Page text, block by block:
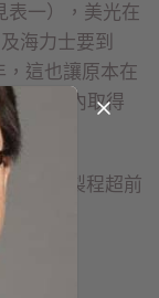
一），美光在
海力士要到
這也讓原本在
來幾年內取得
技術1α製程超前